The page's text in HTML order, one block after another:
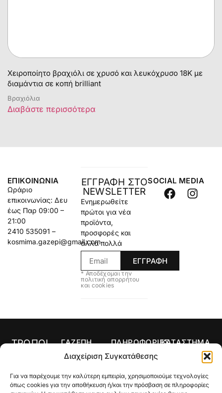
Διαχείριση Συγκατάθεσης
Για να παρέχουμε την καλύτερη εμπειρία, χρησιμοποιούμε τεχνολογίες
όπως cookies για την αποθήκευση ή/και την πρόσβαση σε πληροφορίες
Χειροποίητο βραχιόλι σε χρυσό και λευκόχρυσο 18Κ με
διαμάντια σε κοπή brilliant
Βραχιόλια
Διαβάστε περισσότερα
ΕΠΙΚΟΙΝΩΝΊΑ
Ωράριο
επικοινωνίας: Δευ
έως Παρ 09:00 –
21:00
2410 535091 –
kosmima.gazepi@gmail.com
ΕΓΓΡΑΦΗ ΣΤΟ
NEWSLETTER
Ενημερωθείτε
πρώτοι για νέα
προϊόντα,
προσφορές και
άλλα πολλά
ΕΓΓΡΑΦΗ
* Αποδέχομαι την
πολιτική απορρήτου
και cookies
SOCIAL MEDIA
ΤΡΟΠΟΙ
ΠΛΗΡΩΜΗΣ
ΓΑΖΕΠΗ
λογαριασμός
μου
ΠΛΗΡΟΦΟΡΙΕΣ
Όροι Χρήσης
Πληρωμής
ΚΑΤΑΣΤΗΜΑ
Σκουλαρίκια